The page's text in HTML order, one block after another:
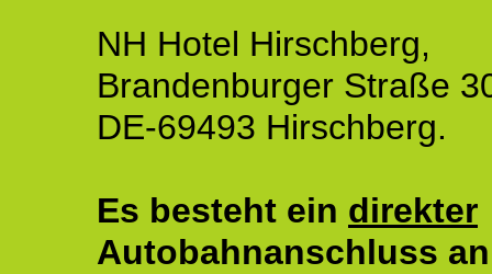
NH Hotel Hirschberg,
Brandenburger Straße
DE-69493 Hirschberg.
Es besteht ein direkter
Autobahnanschluss